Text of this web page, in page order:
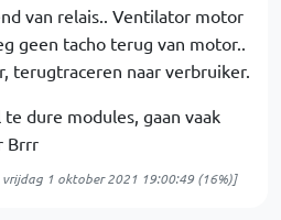
van relais.. Ventilator motor
geen tacho terug van motor..
terugtraceren naar verbruiker.
dure modules, gaan vaak
Brrr
vrijdag 1 oktober 2021 19:00:49(16%)]